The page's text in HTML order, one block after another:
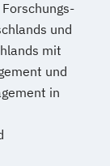
und
mit
und
in